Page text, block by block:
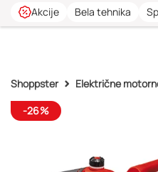
Akcije Bela tehnika
Shoppster
Električne
-26%